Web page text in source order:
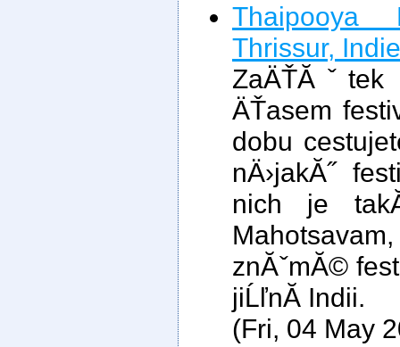
Thaipooya
Thrissur, Indie
ÄŤasem
dobu
nÄ›jakĂ˝
nich je
znĂˇmĂ©
jiĹľnĂ­ Indii.
(Fri, 04 May